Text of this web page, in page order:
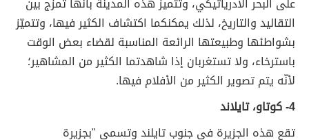
التقاليد والتاريخ، لذلك يمكنكما اكتشاف الكثير فيها، وتتميّز
بشواطئها وطبيعتها الرائعة المناسبة لقضاء بعض الوقت
باسترخاء، ولا تستغربان إذا شاهدتما الكثير من المشاهير؛
لأنّه يتم تصوير الكثير من الأفلام فيها.
4- كوتاو، تايلاند
تقع هذه الجزيرة في جنوب تايلند وتسمى "بجزيرة